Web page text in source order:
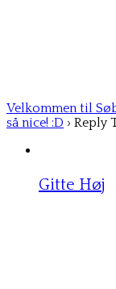
Velkommen til
så nice! :D › Reply
Gitte Høj